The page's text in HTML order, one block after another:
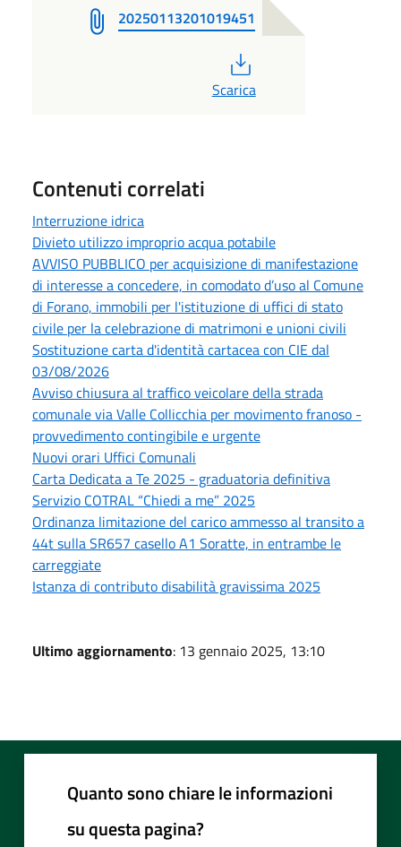
20250113201019451
Scarica
Contenuti correlati
Interruzione idrica
Divieto utilizzo improprio acqua potabile
AVVISO PUBBLICO per acquisizione di manifestazione
di interesse a concedere, in comodato d’uso al Comune
di Forano, immobili per l'istituzione di uffici di stato
civile per la celebrazione di matrimoni e unioni civili
Sostituzione carta d'identità cartacea con CIE dal
03/08/2026
Avviso chiusura al traffico veicolare della strada
comunale via Valle Collicchia per movimento franoso -
provvedimento contingibile e urgente
Nuovi orari Uffici Comunali
Carta Dedicata a Te 2025 - graduatoria definitiva
Servizio COTRAL “Chiedi a me” 2025
Ordinanza limitazione del carico ammesso al transito a
44t sulla SR657 casello A1 Soratte, in entrambe le
carreggiate
Istanza di contributo disabilità gravissima 2025
Ultimo aggiornamento: 13 gennaio 2025, 13:10
Quanto sono chiare le informazioni
su questa pagina?